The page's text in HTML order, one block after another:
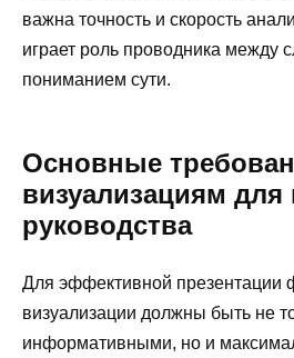
важна точность и скорость
играет роль проводника
пониманием сути.
Основные
визуализациям для
руководства
Для эффективной презентации
визуализации должны быть не
информативными, но и